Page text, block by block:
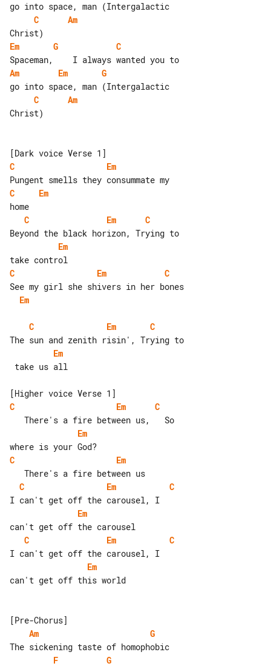
C
Am
Em
G
C
Am
Em
G
C
Am
Christ)
C
Em
C
Em
C
Em
C
Em
C
Em
C
Em
C Em
C
Em
C
Em
C
Em
C
Em
C
Em
C
Em
C
Em
C
Em
can't get off this world
Am
G
F
G